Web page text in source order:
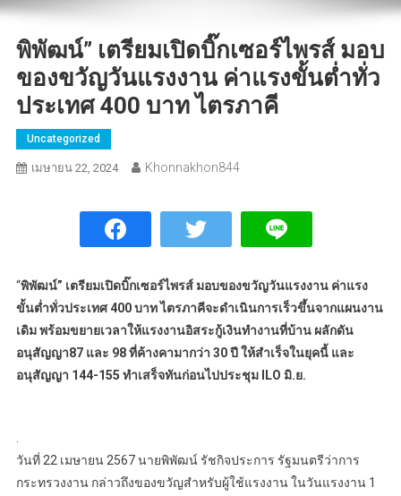
พิพัฒน์” เตรียมเปิดบิ๊กเซอร์ไพรส์ มอบ
ของขวัญวันแรงงาน ค่าแรงขั้นต่ำทั่ว
ประเทศ 400 บาท ไตรภาคี
Uncategorized
เมษายน 22, 2024 Khonnakhon844
“พิพัฒน์” เตรียมเปิดบิ๊กเซอร์ไพรส์ มอบของขวัญวันแรงงาน ค่าแรง
ขั้นต่ำทั่วประเทศ 400 บาท ไตรภาคีจะดำเนินการเร็วขึ้นจากแผนงาน
เดิม พร้อมขยายเวลาให้แรงงานอิสระกู้เงินทำงานที่บ้าน ผลักดัน
อนุสัญญา87 และ 98 ที่ค้างคามากว่า 30 ปี ให้สำเร็จในยุคนี้ และ
อนุสัญญา 144-155 ทำเสร็จทันก่อนไปประชุม ILO มิ.ย.
วันที่ 22 เมษายน 2567 นายพิพัฒน์ รัชกิจประการ รัฐมนตรีว่าการ
กระทรวงงาน กล่าวถึงของขวัญสำหรับผู้ใช้แรงงาน ในวันแรงงาน 1